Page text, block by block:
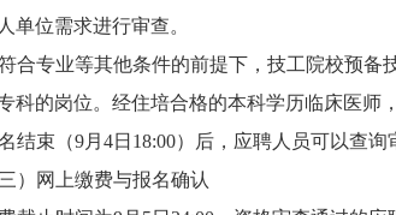
单位需求进行审查。
合专业等其他条件的前提下，技工院校预备
科的岗位。经住培合格的本科学历临床医师
结束（9月4日18:00）后，应聘人员可以查
三）网上缴费与报名确认